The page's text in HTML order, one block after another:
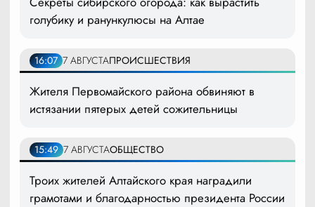
голубику и ранункулюсы на Алтае
16:07 7 АВГУСТАПРОИСШЕСТВИЯ
Жителя Первомайского района обвиняют в
истязании пятерых детей сожительницы
15:49 7 АВГУСТАОБЩЕСТВО
Троих жителей Алтайского края наградили
грамотами и благодарностью президента России